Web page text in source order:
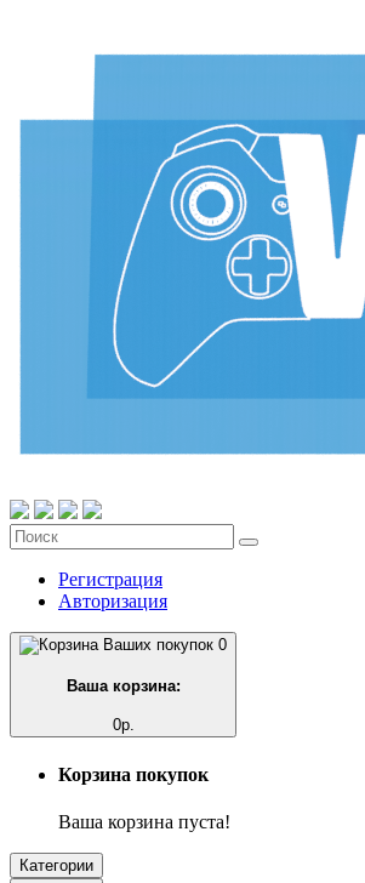
Регистрация
Авторизация
0
Ваша корзина:
0р.
Корзина покупок
Ваша корзина пуста!
Категории